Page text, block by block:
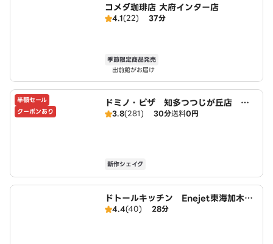
コメダ珈琲店 大府インター店
4.1(22) 37分
季節限定商品発売
出前館がお届け
半額セール
クーポンあり
ドミノ・ピザ 知多つつじが丘店 Do
mino's
3.8(281) 30分送料0円
新作シェイク
ドトールキッチン Enejet東海加木屋
店4.4(40) 28分